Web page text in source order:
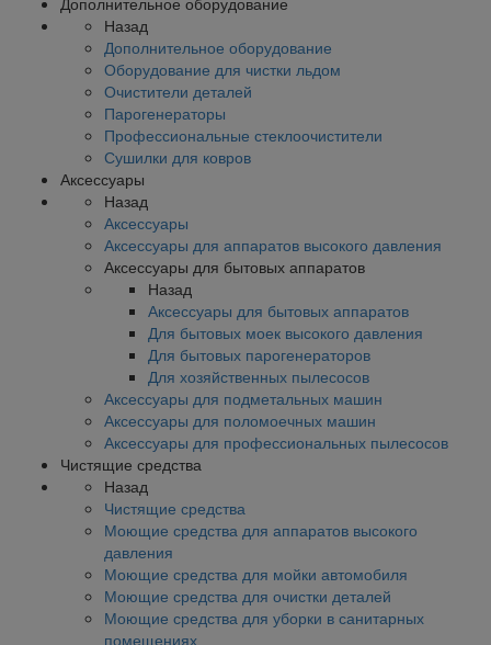
Назад
Дополнительное оборудование
Оборудование для чистки льдом
Очистители деталей
Парогенераторы
Профессиональные стеклоочистители
Сушилки для ковров
Аксессуары
Назад
Аксессуары
Аксессуары для аппаратов высокого давления
Аксессуары для бытовых аппаратов
Назад
Аксессуары для бытовых аппаратов
Для бытовых моек высокого давления
Для бытовых парогенераторов
Для хозяйственных пылесосов
Аксессуары для подметальных машин
Аксессуары для поломоечных машин
Аксессуары для профессиональных пылесосов
Чистящие средства
Назад
Чистящие средства
Моющие средства для аппаратов высокого
давления
Моющие средства для мойки автомобиля
Моющие средства для очистки деталей
Моющие средства для уборки в санитарных
помещениях